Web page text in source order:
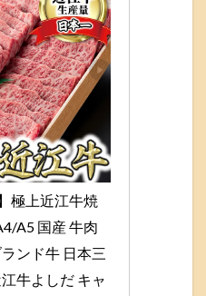
極上近江牛焼
A5 国産 牛肉
ンド牛 日本三
牛よしだ キャ